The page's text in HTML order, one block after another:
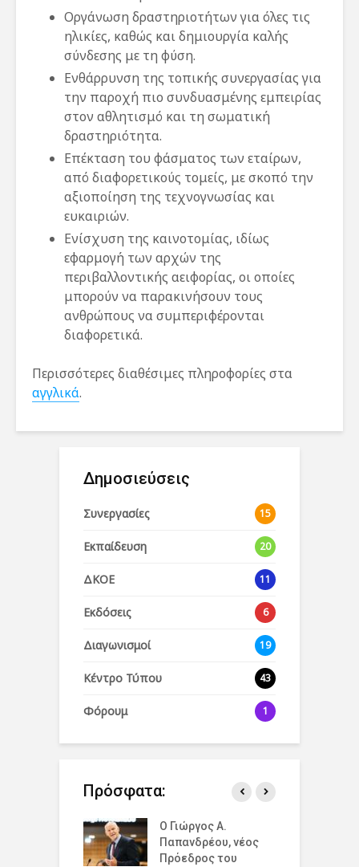
Οργάνωση δραστηριοτήτων για όλες τις
ηλικίες, καθώς και δημιουργία καλής
σύνδεσης με τη φύση.
Ενθάρρυνση της τοπικής συνεργασίας για
την παροχή πιο συνδυασμένης εμπειρίας
στον αθλητισμό και τη σωματική
δραστηριότητα.
Επέκταση του φάσματος των εταίρων,
από διαφορετικούς τομείς, με σκοπό την
αξιοποίηση της τεχνογνωσίας και
ευκαιριών.
Ενίσχυση της καινοτομίας, ιδίως
εφαρμογή των αρχών της
περιβαλλοντικής αειφορίας, οι οποίες
μπορούν να παρακινήσουν τους
ανθρώπους να συμπεριφέρονται
διαφορετικά.
Περισσότερες διαθέσιμες πληροφορίες στα
αγγλικά.
Δημοσιεύσεις
Συνεργασίες 15
Εκπαίδευση 20
ΔΚΟΕ 11
Εκδόσεις 6
Διαγωνισμοί 19
Κέντρο Τύπου 43
Φόρουμ 1
Πρόσφατα:
Ο Γιώργος Α.
Παπανδρέου, νέος
Πρόεδρος του